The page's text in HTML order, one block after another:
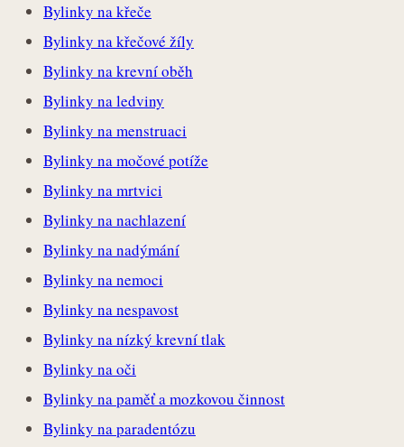
Bylinky na křeče
Bylinky na křečové žíly
Bylinky na krevní oběh
Bylinky na ledviny
Bylinky na menstruaci
Bylinky na močové potíže
Bylinky na mrtvici
Bylinky na nachlazení
Bylinky na nadýmání
Bylinky na nemoci
Bylinky na nespavost
Bylinky na nízký krevní tlak
Bylinky na oči
Bylinky na paměť a mozkovou činnost
Bylinky na paradentózu